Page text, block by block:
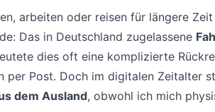
arbeiten oder reisen für längere Zeit
Das in Deutschland zugelassene
dies oft eine komplizierte
per Post. Doch im digitalen Zeitalter
dem Ausland, obwohl ich mich